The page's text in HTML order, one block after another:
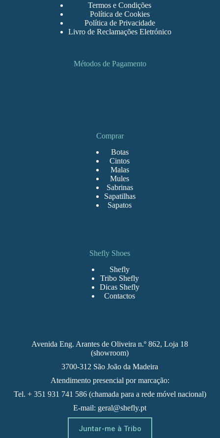
Termos e Condições
Política de Cookies
Política de Privacidade
Livro de Reclamações Eletrónico
Métodos de Pagamento
Comprar
Botas
Cintos
Malas
Mules
Sabrinas
Sapatilhas
Sapatos
Shefly Shoes
Shefly
Tribo Shefly
Dicas Shefly
Contactos
Avenida Eng. Arantes de Oliveira n.º 862, Loja 18
(showroom)
3700-312 São João da Madeira
Atendimento presencial por marcação:
Tel. + 351 931 741 586 (chamada para a rede móvel nacional)
E-mail: geral@shefly.pt
Juntar-me à Tribo